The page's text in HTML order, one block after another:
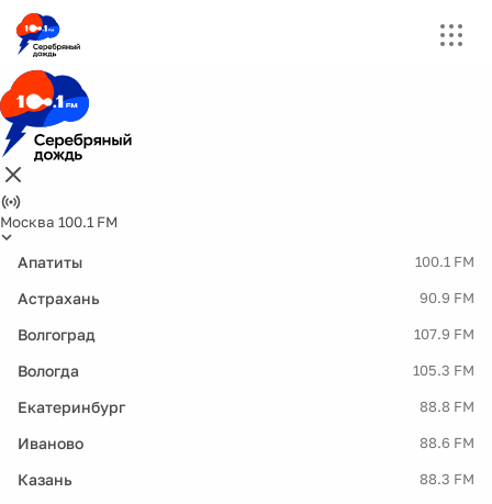
Москва 100.1 FM
Апатиты 100.1 FM
Астрахань 90.9 FM
Волгоград 107.9 FM
Вологда 105.3 FM
Екатеринбург 88.8 FM
Иваново 88.6 FM
Казань 88.3 FM